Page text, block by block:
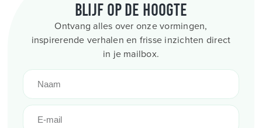
Blijf op de hoogte
Ontvang alles over onze vormingen,
inspirerende verhalen en frisse inzichten direct
in je mailbox.